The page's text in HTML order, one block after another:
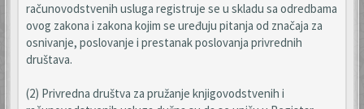
računovodstvenih usluga registruje se u skladu sa odredbama
ovog zakona i zakona kojim se uređuju pitanja od značaja za
osnivanje, poslovanje i prestanak poslovanja privrednih
društava.
(2) Privredna društva za pružanje knjigovodstvenih i